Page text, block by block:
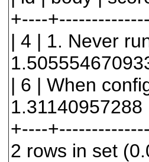
+----
| 4 | 1. Never
| 6 | When
1.31140957288
+----
2 rows in set (